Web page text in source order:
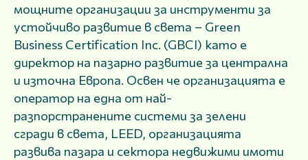
мощните организации за инструменти за
устойчиво развитие в света – Green
Business Certification Inc. (GBCI) като е
директор на пазарно развитие за централна
и източна Европа. Освен че организацията е
оператор на една от най-
разпорстранените системи за зелени
сгради в света, LEED, организацията
развива пазара и сектора недвижими имоти